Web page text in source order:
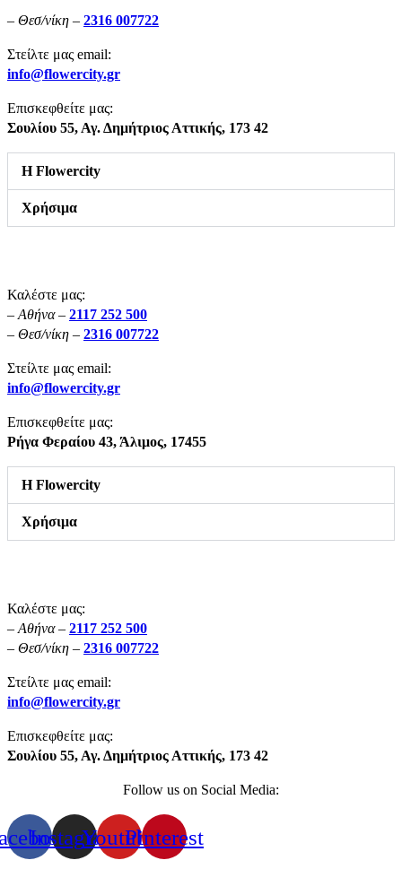
– Θεσ/νίκη – 2316 007722
Στείλτε μας email:
info@flowercity.gr
Επισκεφθείτε μας:
Σουλίου 55, Αγ. Δημήτριος Αττικής, 173 42
Η Flowercity
Χρήσιμα
Καλέστε μας:
– Αθήνα – 2117 252 500
– Θεσ/νίκη – 2316 007722
Στείλτε μας email:
info@flowercity.gr
Επισκεφθείτε μας:
Ρήγα Φεραίου 43,Άλιμος, 17455
Η Flowercity
Χρήσιμα
Καλέστε μας:
– Αθήνα – 2117 252 500
– Θεσ/νίκη – 2316 007722
Στείλτε μας email:
info@flowercity.gr
Επισκεφθείτε μας:
Σουλίου 55, Αγ. Δημήτριος Αττικής, 173 42
Follow us on Social Media:
InstagramYoutubePinterest